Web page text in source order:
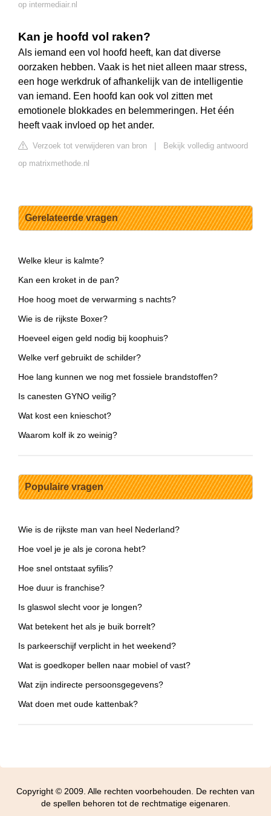
op intermediair.nl
Kan je hoofd vol raken?
Als iemand een vol hoofd heeft, kan dat diverse
oorzaken hebben. Vaak is het niet alleen maar stress,
een hoge werkdruk of afhankelijk van de intelligentie
van iemand. Een hoofd kan ook vol zitten met
emotionele blokkades en belemmeringen. Het één
heeft vaak invloed op het ander.
Verzoek tot verwijderen van bron
Bekijk volledig antwoord
op matrixmethode.nl
Gerelateerde vragen
Welke kleur is kalmte?
Kan een kroket in de pan?
Hoe hoog moet de verwarming s nachts?
Wie is de rijkste Boxer?
Hoeveel eigen geld nodig bij koophuis?
Welke verf gebruikt de schilder?
Hoe lang kunnen we nog met fossiele brandstoffen?
Is canesten GYNO veilig?
Wat kost een knieschot?
Waarom kolf ik zo weinig?
Populaire vragen
Wie is de rijkste man van heel Nederland?
Hoe voel je je als je corona hebt?
Hoe snel ontstaat syfilis?
Hoe duur is franchise?
Is glaswol slecht voor je longen?
Wat betekent het als je buik borrelt?
Is parkeerschijf verplicht in het weekend?
Wat is goedkoper bellen naar mobiel of vast?
Wat zijn indirecte persoonsgegevens?
Wat doen met oude kattenbak?
Copyright © 2009. Alle rechten voorbehouden. De rechten van
de spellen behoren tot de rechtmatige eigenaren.